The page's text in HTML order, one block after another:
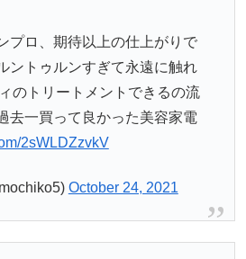
プロ、期待以上の仕上がりで
ントゥルンすぎて永遠に触れ
のトリートメントできるの流
去一買って良かった美容家電
2sWLDZzvkV
October 24, 2021